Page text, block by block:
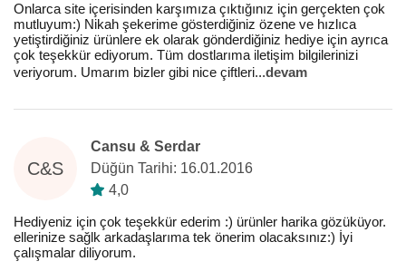
Onlarca site içerisinden karşımıza çıktığınız için gerçekten çok
mutluyum:) Nikah şekerime gösterdiğiniz özene ve hızlıca
yetiştirdiğiniz ürünlere ek olarak gönderdiğiniz hediye için ayrıca
çok teşekkür ediyorum. Tüm dostlarıma iletişim bilgilerinizi
veriyorum. Umarım bizler gibi nice çiftleri...devam
C&S
Cansu & Serdar
Düğün Tarihi: 16.01.2016
4,0
Hediyeniz için çok teşekkür ederim :) ürünler harika gözüküyor.
ellerinize sağlk arkadaşlarıma tek önerim olacaksınız:) İyi
çalışmalar diliyorum.